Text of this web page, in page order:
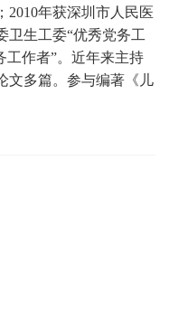
2010年获深圳市人民医
卫生工委“优秀党务工
工作者”。近年来主持
文多篇。 参与编著《儿